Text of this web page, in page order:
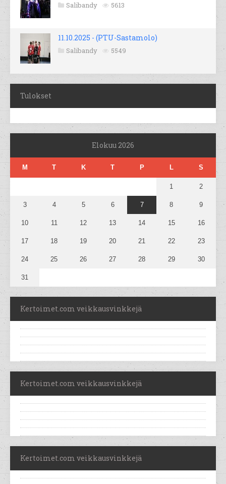
Salibandy 5613
11.10.2025 - (PTU-Sastamolo)
Salibandy 5549
Tulokset
Elokuu 2026
M T K T P L S
1 2
3 4 5 6 7 8 9
10 11 12 13 14 15 16
17 18 19 20 21 22 23
24 25 26 27 28 29 30
31
Kertoimet.com veikkausvinkkejä
Kertoimet.com veikkausvinkkejä
Kertoimet.com veikkausvinkkejä